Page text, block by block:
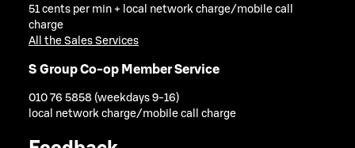
51 cents per min + local network charge/mobile call
charge
All the Sales Services
S Group Co-op Member Service
010 76 5858 (weekdays 9-16)
local network charge/mobile call charge